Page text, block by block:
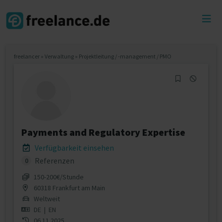
freelancer » Verwaltung » Projektleitung / -management / PMO
Payments and Regulatory Expertise
Verfügbarkeit einsehen
0 Referenzen
150‐200€/Stunde
60318 Frankfurt am Main
Weltweit
DE | EN